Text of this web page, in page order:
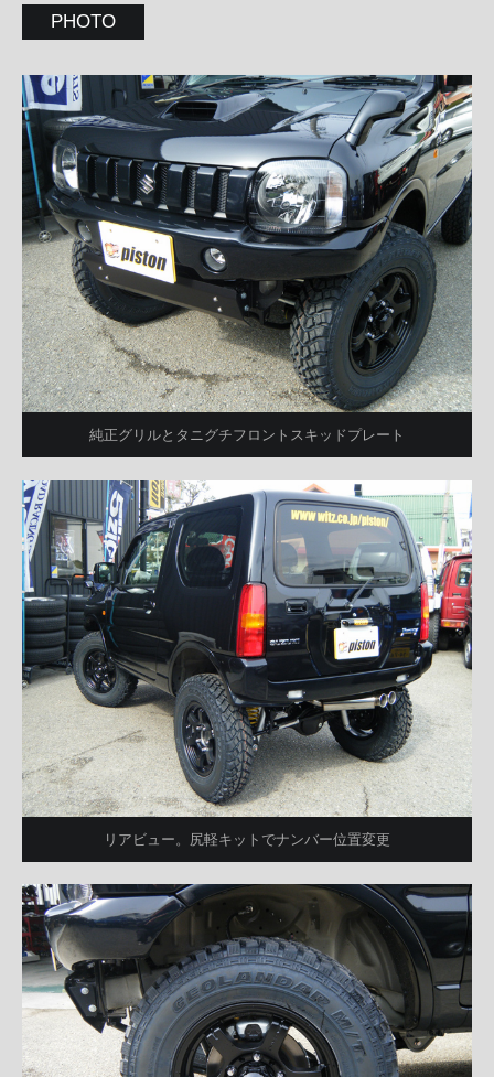
PHOTO
純正グリルとタニグチフロントスキッドプレート
リアビュー。尻軽キットでナンバー位置変更